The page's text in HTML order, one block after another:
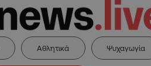
Αθλητικά Ψυχαγωγία